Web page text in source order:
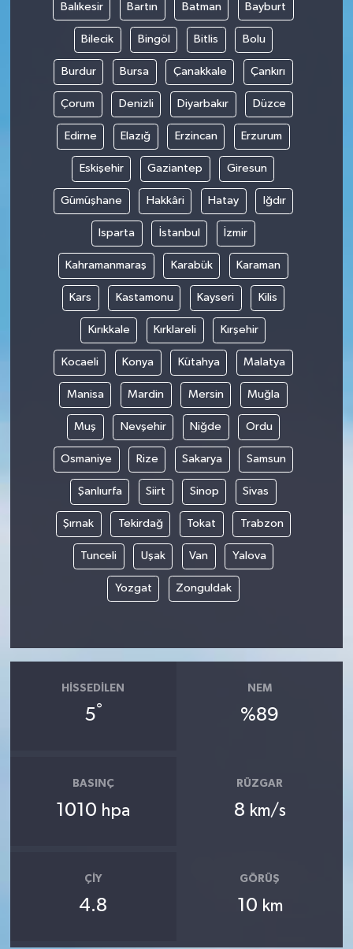
Balıkesir Bartın Batman Bayburt
Bilecik Bingöl Bitlis Bolu
Burdur Bursa Çanakkale Çankırı
Çorum Denizli Diyarbakır Düzce
Edirne Elazığ Erzincan Erzurum
Eskişehir Gaziantep Giresun
Gümüşhane Hakkâri Hatay Iğdır
Isparta İstanbul İzmir
Kahramanmaraş Karabük Karaman
Kars Kastamonu Kayseri Kilis
Kırıkkale Kırklareli Kırşehir
Kocaeli Konya Kütahya Malatya
Manisa Mardin Mersin Muğla
Muş Nevşehir Niğde Ordu
Osmaniye Rize Sakarya Samsun
Şanlıurfa Siirt Sinop Sivas
Şırnak Tekirdağ Tokat Trabzon
Tunceli Uşak Van Yalova
Yozgat Zonguldak
HISSEDILEN
5°
NEM
%89
BASINÇ
1010 hpa
RÜZGAR
8 km/s
ÇIY
4.8
GÖRÜŞ
10 km